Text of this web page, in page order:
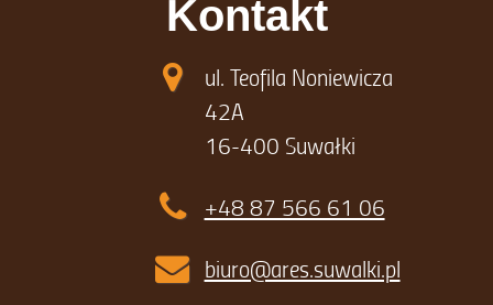
Kontakt
ul. Teofila Noniewicza
42A
16-400 Suwałki
+48 87 566 61 06
biuro@ares.suwalki.pl